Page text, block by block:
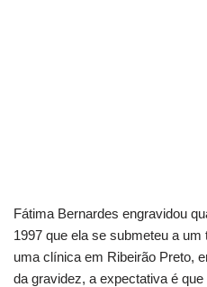
Fátima Bernardes engravidou
1997 que ela se submeteu a
uma clínica em Ribeirão Preto,
da gravidez, a expectativa é